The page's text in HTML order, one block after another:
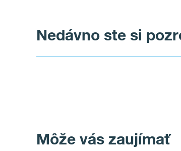
Nedávno ste si
Môže vás zaujímať